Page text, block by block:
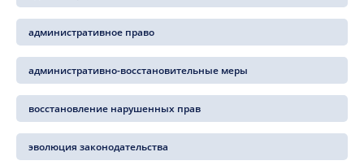
административное право
административно-восстановительные меры
восстановление нарушенных прав
эволюция законодательства